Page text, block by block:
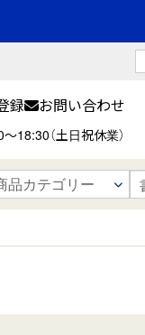
録 お問い合わせ
18:30（土日祝休業）